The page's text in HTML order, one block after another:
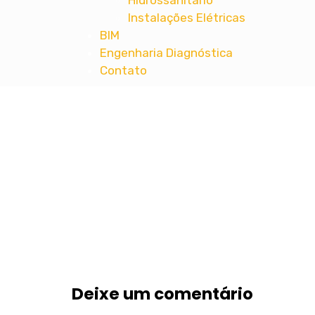
Instalações Elétricas
BIM
Engenharia Diagnóstica
Contato
Deixe um comentário